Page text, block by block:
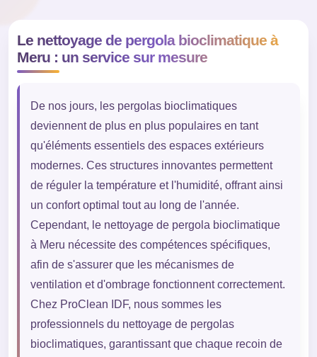
Le nettoyage de pergola bioclimatique à
Meru : un service sur mesure
De nos jours, les pergolas bioclimatiques
deviennent de plus en plus populaires en tant
qu'éléments essentiels des espaces extérieurs
modernes. Ces structures innovantes permettent
de réguler la température et l'humidité, offrant ainsi
un confort optimal tout au long de l'année.
Cependant, le nettoyage de pergola bioclimatique
à Meru nécessite des compétences spécifiques,
afin de s'assurer que les mécanismes de
ventilation et d'ombrage fonctionnent correctement.
Chez ProClean IDF, nous sommes les
professionnels du nettoyage de pergolas
bioclimatiques, garantissant que chaque recoin de